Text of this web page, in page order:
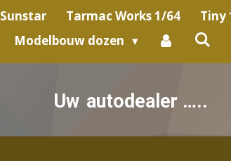
Sunstar Tarmac Works 1/64 Tiny
Modelbouw dozen
Uw autodealer …..